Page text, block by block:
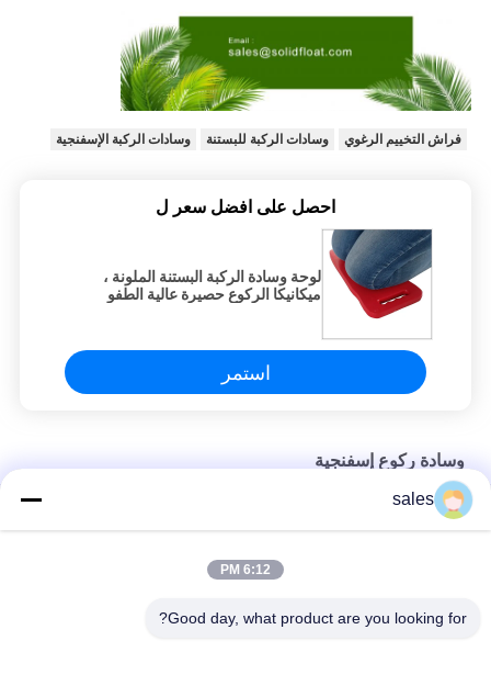
فراش التخييم الرغوي وسادات الركبة للبستنة وسادات الركبة الإسفنجية
احصل على افضل سعر ل
لوحة وسادة الركبة البستنة الملونة ،
ميكانيكا الركوع حصيرة عالية الطفو
استمر
وسادة ركوع إسفنجية
وسادة الركوع المقاومة للماء من إسفنج إيفا فوم جاردن لمكافحة التعب
sales
6:12 PM
Good day, what product are you looking for?